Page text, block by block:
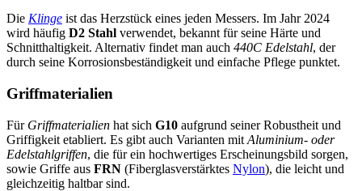
Die Klinge ist das Herzstück eines jeden Messers. Im Jahr 2024
wird häufig D2 Stahl verwendet, bekannt für seine Härte und
Schnitthaltigkeit. Alternativ findet man auch 440C Edelstahl, der
durch seine Korrosionsbeständigkeit und einfache Pflege punktet.
Griffmaterialien
Für Griffmaterialien hat sich G10 aufgrund seiner Robustheit und
Griffigkeit etabliert. Es gibt auch Varianten mit Aluminium- oder
Edelstahlgriffen, die für ein hochwertiges Erscheinungsbild sorgen,
sowie Griffe aus FRN (Fiberglasverstärktes Nylon), die leicht und
gleichzeitig haltbar sind.